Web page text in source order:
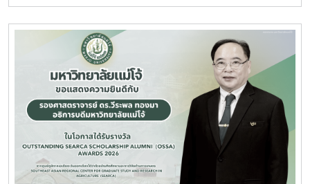
ผู้นำเครือข่ายอุดมศึกษา การนำเสนอกรณีศึกษาการประยุกต์ใช้
AI และนวัตกรรมจากภาคเอกชน รวมถึงกิจกรรม Forum-to-
Action เพื่อร่วมกำหนดข้อเสนอเชิงนโยบายและแผนปฏิบัติการใน
การขับเคลื่อนมหาวิทยาลัยไทยในอนาคตการเข้าร่วมประชุมในครั้ง
นี้มหาวิทยาลัยแม่โจ้ติดตามทิศทางการเปลี่ยนแปลงของการ
อุดมศึกษาไทย พร้อมแลกเปลี่ยนองค์ความรู้และสร้างความร่วม
มือกับเครือข่ายสถาบันอุดมศึกษาทั่วประเทศ เพื่อร่วมกันพัฒนา
มหาวิทยาลัยไทยให้ก้าวทันการเปลี่ยนแปลงของโลกยุคดิจิทัล และ
ยกระดับศักยภาพด้านการศึกษา วิจัย และนวัตกรรมอย่างยั่งยืน
พระบรมราชชนนีพันปีหลวง ณ พระที่นั่งดุสิตมหาปราสาท
พระบรมมหาราชวัง และเข้ากราบถวายบังคมพระศพสมเด็จ
พระเจ้าลูกเธอ เจ้าฟ้าพัชรกิติยาภา นเรนทิราเทพยวดี กรมหลวง
ราชสาริณีสิริพัชร มหาวัชรราชธิดา ณ พระที่นั่งพิมานรัตยา
พระบรมมหาราชวังการเข้าร่วมพิธีในครั้งนี้ นับเป็นพระ
มหากรุณาธิคุณล้นเกล้าล้นกระหม่อมแก่คณะผู้บริหาร
มหาวิทยาลัย สมาคมศิษย์เก่า และบุคลากร มหาวิทยาลัยแม่โจ้ที่ได้
ร่วมแสดงความจงรักภักดี ถวายความอาลัยและน้อมรำลึกในพระ
มหากรุณาธิคุณอย่างหาที่สุดมิได้